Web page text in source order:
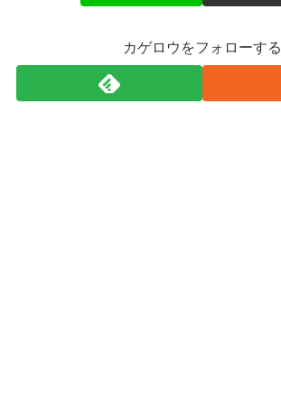
カゲロウをフォローする